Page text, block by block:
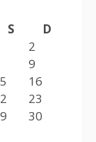
S
D
2
9
16
23
30